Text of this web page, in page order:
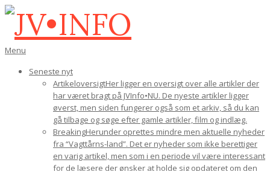
Gå
indhold
JV•INFO
Den
navigations-
Menu
Seneste nyt
ArtikeloversigtHer ligger en oversigt over alle artikler der
har været bragt på JVInfo•NU. De nyeste artikler ligger
øverst, men siden fungerer også som et arkiv, så du kan
gå tilbage og søge efter gamle artikler, film og indlæg.
BreakingHerunder oprettes mindre men aktuelle nyheder
fra “Vagttårns-land”. Det er nyheder som ikke berettiger
en varig artikel, men som i en periode vil være interessant
for de læsere der ønsker at holde sig opdateret om den